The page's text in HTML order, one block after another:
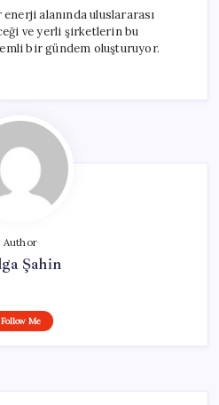
alanında uluslararası
ve yerli şirketlerin bu
bir gündem oluşturuyor.
Author
Şahin
Follow Me